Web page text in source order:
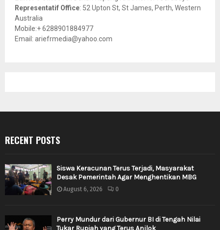
Representatif Office: 52 Upton St, St James, Perth, Western
Australia
Mobile:+ 6288901884977
Email: ariefrmedia@yahoo.com
RECENT POSTS
Siswa Keracunan Terus Terjadi, Masyarakat
Desak Pemerintah Agar Menghentikan MBG
August 6, 2026 0
Perry Mundur dari Gubernur BI di Tengah Nilai
Tukar Rupiah yang Terus Anjlok